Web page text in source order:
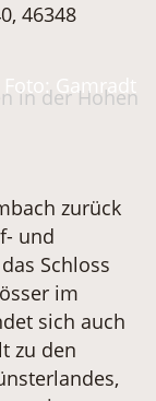
46348
Foto: Gamradt
zurück
und
Schloss
im
sich auch
zu den